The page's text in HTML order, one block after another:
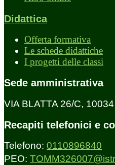
Didattica
Offerta formativa
Le schede didattiche
I progetti delle classi
Sede amministrativa
VIA BLATTA 26/C,
Recapiti telefonici e
Telefono: 0110896840
PEO: